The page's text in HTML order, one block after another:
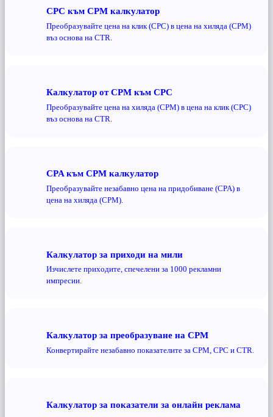
CPC към CPM калкулатор
Преобразувайте цена на клик (CPC) в цена на хиляда (CPM)
въз основа на CTR.
Калкулатор от CPM към CPC
Преобразувайте цена на хиляда (CPM) в цена на клик (CPC)
въз основа на CTR.
CPA към CPM калкулатор
Преобразувайте незабавно цена на придобиване (CPA) в
цена на хиляда (CPM).
Калкулатор за приходи на мили
Изчислете приходите, спечелени за 1000 рекламни
импресии.
Калкулатор за преобразуване на CPM
Конвертирайте незабавно показателите за CPM, CPC и CTR.
Калкулатор за показатели за онлайн реклама